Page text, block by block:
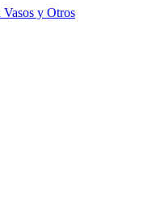
Vasos y Otros